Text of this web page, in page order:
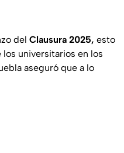
del Clausura 2025, esto
universitarios en los
aseguró que a lo